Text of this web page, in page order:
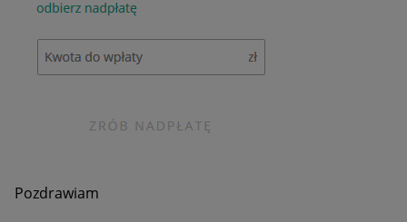
Pozdrawiam